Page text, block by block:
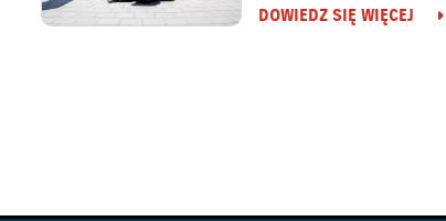
DOWIEDZ SIĘ WIĘCEJ